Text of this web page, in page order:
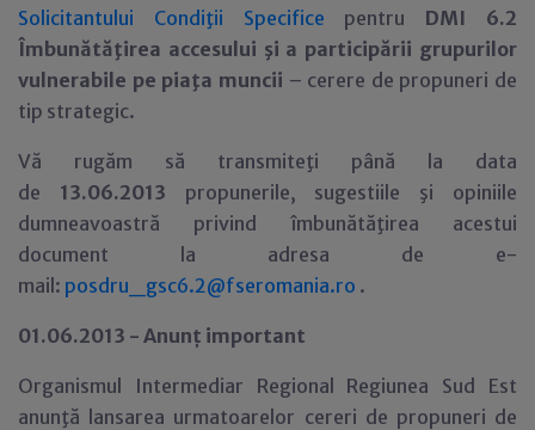
Solicitantului Condiţii Specifice pentru DMI 6.2
Îmbunătăţirea accesului şi a participării grupurilor
vulnerabile pe piaţa muncii – cerere de propuneri de
tip strategic.
Vă rugăm să transmiteţi până la data
de 13.06.2013 propunerile, sugestiile şi opiniile
dumneavoastră privind îmbunătăţirea acestui
document la adresa de e-
mail: posdru_gsc6.2@fseromania.ro .
01.06.2013 - Anunţ important
Organismul Intermediar Regional Regiunea Sud Est
anunţă lansarea urmatoarelor cereri de propuneri de